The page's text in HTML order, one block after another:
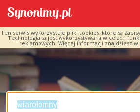
Ten serwis wykorzystuje pliki cookies, które są
Technologia ta jest wykorzystywana w celach
reklamowych. Więcej informacji znajdziesz w